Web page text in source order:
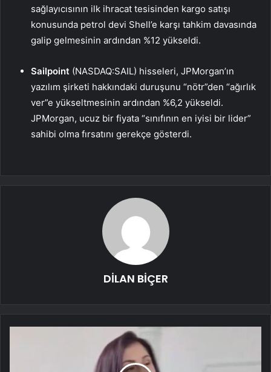
sağlayıcısının ilk ihracat tesisinden kargo satışı
konusunda petrol devi Shell’e karşı tahkim davasında
galip gelmesinin ardından %12 yükseldi.
Sailpoint (NASDAQ:SAIL) hisseleri, JPMorgan’ın
yazılım şirketi hakkındaki duruşunu “nötr”den “ağırlık
ver”e yükseltmesinin ardından %6,2 yükseldi.
JPMorgan, ucuz bir fiyata “sınıfının en iyisi bir lider”
sahibi olma fırsatını gerekçe gösterdi.
DİLAN BİÇER